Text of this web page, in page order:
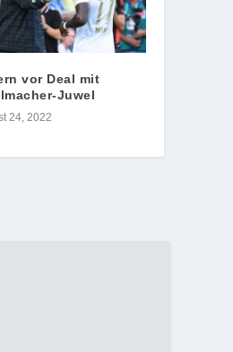
vor Deal mit
Juwel
24, 2022